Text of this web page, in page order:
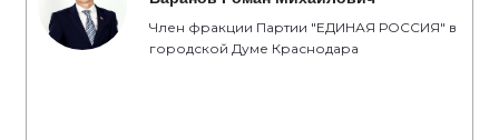
Член фракции Партии "ЕДИНАЯ РОССИЯ" в
городской Думе Краснодара